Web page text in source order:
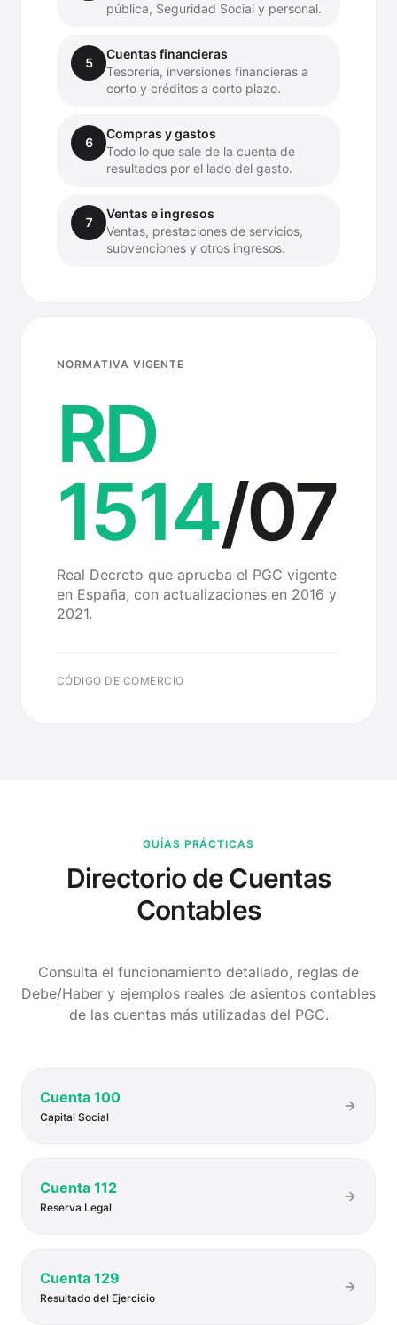
pública, Seguridad Social y personal.
5
Cuentas financieras
Tesorería, inversiones financieras a
corto y créditos a corto plazo.
6
Compras y gastos
Todo lo que sale de la cuenta de
resultados por el lado del gasto.
7
Ventas e ingresos
Ventas, prestaciones de servicios,
subvenciones y otros ingresos.
NORMATIVA VIGENTE
RD
1514/07
Real Decreto que aprueba el PGC vigente
en España, con actualizaciones en 2016 y
2021.
CÓDIGO DE COMERCIO
GUÍAS PRÁCTICAS
Directorio de Cuentas
Contables
Consulta el funcionamiento detallado, reglas de
Debe/Haber y ejemplos reales de asientos contables
de las cuentas más utilizadas del PGC.
Cuenta 100
Capital Social
Cuenta 112
Reserva Legal
Cuenta 129
Resultado del Ejercicio